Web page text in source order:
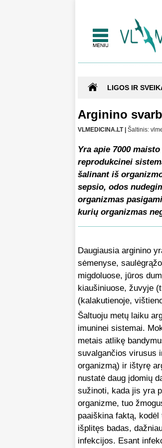
LIGOS IR
Arginino
VLMEDICINA.LT | Šaltinis:
Yra apie 7000 maisto
reprodukcinei
šalinant iš
sepsio, odos
organizmas
kurių organizmas
Daugiausia arginino
sėmenyse,
migdoluose, jūros
kiaušiniuose, žuvyje
(kalakutienoje,
Šaltuoju metų laiku
imuninei sistemai.
metais atlikę
suvalgančios virusus
organizmą) ir ištyrę
nustatė daug įdomių
sužinoti, kada jis yra
organizme, tuo
paaiškina faktą,
išplitęs badas,
infekcijos. Esant